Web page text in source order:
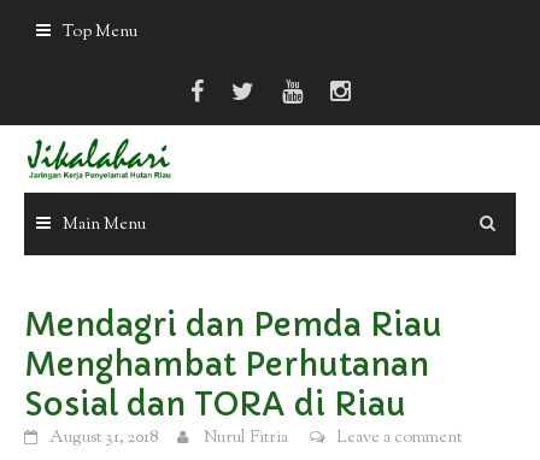
Top Menu
Main Menu
Mendagri dan Pemda Riau
Menghambat Perhutanan
Sosial dan TORA di Riau
August 31, 2018 Nurul Fitria Leave a comment